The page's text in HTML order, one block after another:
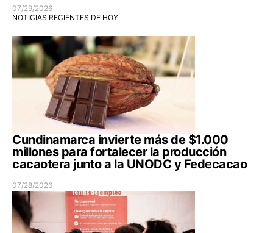
07/29/2026
NOTICIAS RECIENTES DE HOY
Cundinamarca invierte más de $1.000
millones para fortalecer la producción
cacaotera junto a la UNODC y Fedecacao
07/28/2026